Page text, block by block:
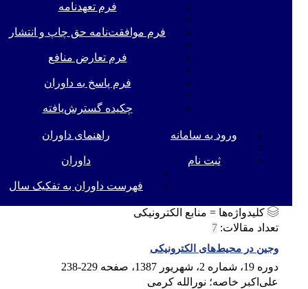
فرم تعهدنامه
فرم موافقت‌نامه حق چاپ و انتشار
فرم تعارض منافع
فرم پاسخ به داوران
چکیده گسترش‌یافته
راهنمای داوران
داوران
فهرست داوران به تفکیک سال
ورود به سامانه
ثبت نام
کلیدواژه‌ها = منابع الکترونیکی
تعداد مقالات: 7
وجین در محیط‌های الکترونیکی
دوره 19، شماره 2، شهریور 1387، صفحه
229-238
علی‌اکبر خاصه؛ نورالله کرمی